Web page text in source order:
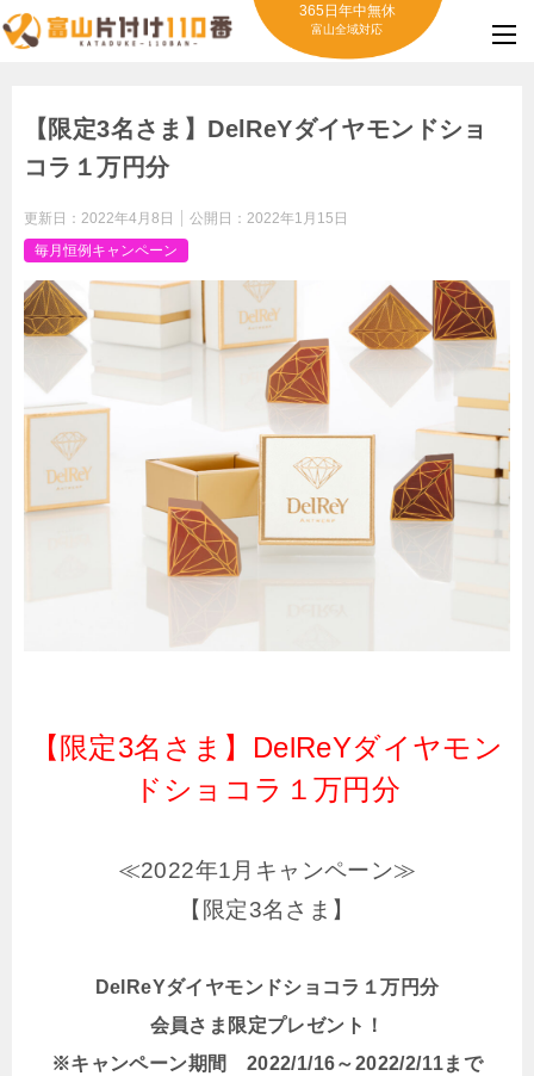
365日年中無休
富山全域対応
【限定3名さま】DelReYダイヤモンドショ
コラ１万円分
更新日： 2022年4月8日 公開日： 2022年1月15日
毎月恒例キャンペーン
【限定3名さま】DelReYダイヤモン
ドショコラ１万円分
≪2022年1月キャンペーン≫
【限定3名さま】
DelReYダイヤモンドショコラ１万円分
会員さま限定プレゼント！
※キャンペーン期間 2022/1/16～2022/2/11まで